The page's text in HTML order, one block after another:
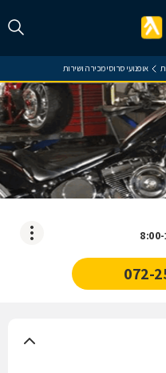
אופנועי סרוסי מכירה ושירות
072-